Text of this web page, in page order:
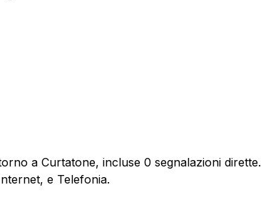
a Curtatone, incluse 0 segnalazioni dirette.
e Telefonia.